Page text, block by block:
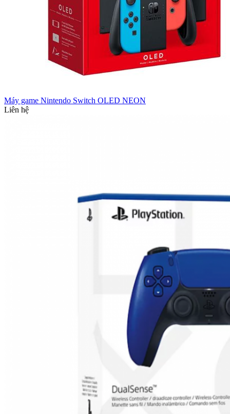
Máy game Nintendo Switch OLED NEON
Liên hệ